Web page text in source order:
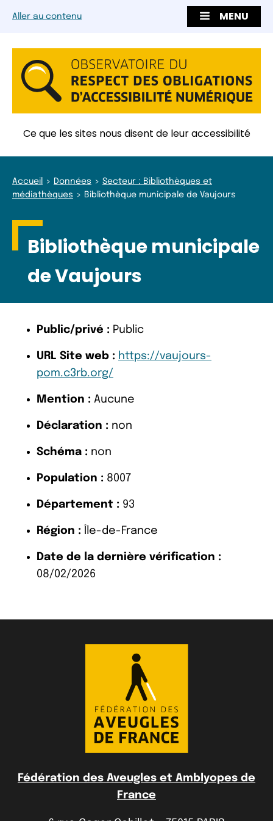
Aller au contenu MENU
Ce que les sites nous disent de leur accessibilité
Accueil Données
Secteur : Bibliothèques et
médiathèques
Bibliothèque municipale de Vaujours
Bibliothèque municipale
de Vaujours
Public/privé : Public
URL Site web : https://vaujours-
pom.c3rb.org/
Mention : Aucune
Déclaration : non
Schéma : non
Population : 8007
Département : 93
Région : Île-de-France
Date de la dernière vérification :
08/02/2026
Fédération des Aveugles et Amblyopes de
France